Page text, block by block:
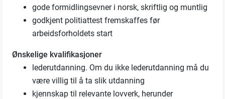
gode formidlingsevner i norsk, skriftlig og muntlig
godkjent politiattest fremskaffes før
arbeidsforholdets start
Ønskelige kvalifikasjoner
lederutdanning. Om du ikke lederutdanning må du
være villig til å ta slik utdanning
kjennskap til relevante lovverk, herunder